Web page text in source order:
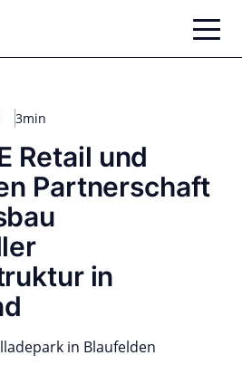
3min
Retail und
Partnerschaft
in